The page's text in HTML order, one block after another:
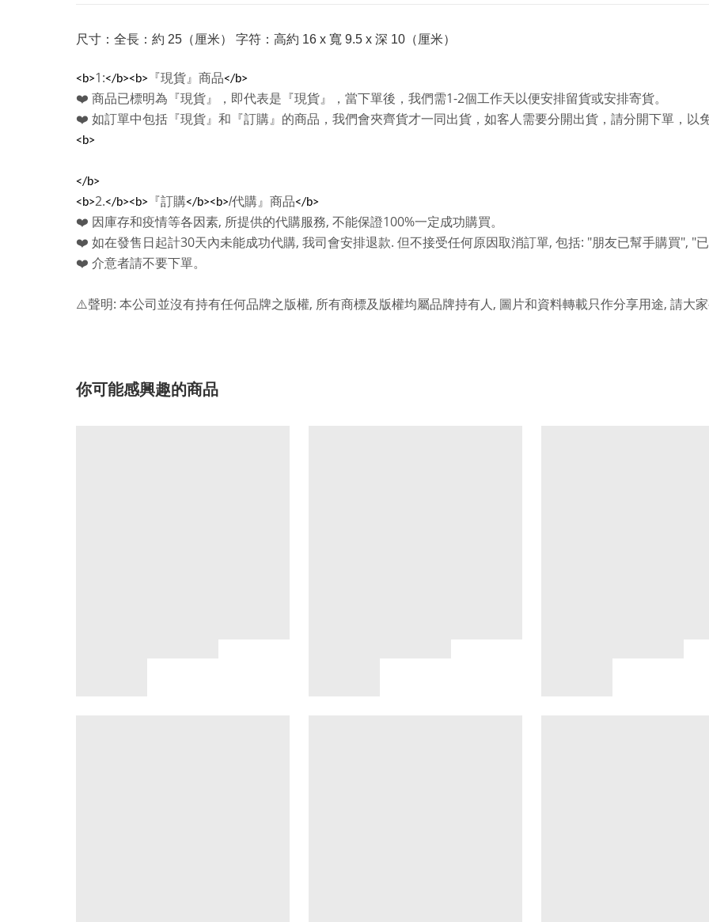
尺寸：全長：約 25（厘米） 字符：高約 16 x 寬 9.5 x 深 10（厘米）
<b>1:</b><b> 『現貨』商品</b>
❤️ 商品已標明為『現貨』，即代表是『現貨』，當下單後，我們需1-2個工作天以便安排留貨或安排寄貨。
❤️ 如訂單中包括『現貨』和『訂購』的商品，我們會夾齊貨才一同出貨，如客人需要分開出貨，請分開下單，以
<b>
</b>
<b>2.</b><b> 『訂購</b><b>/代購』商品</b>
❤️ 因庫存和疫情等各因素, 所提供的代購服務, 不能保證100%一定成功購買。
❤️ 如在發售日起計30天內未能成功代購, 我司會安排退款. 但不接受任何原因取消訂單, 包括: "朋友已幫手購買", "
❤️ 介意者請不要下單。
⚠️聲明: 本公司並沒有持有任何品牌之版權, 所有商標及版權均屬品牌持有人 , 圖片和資料轉載只作分享用途, 請大
你可能感興趣的商品